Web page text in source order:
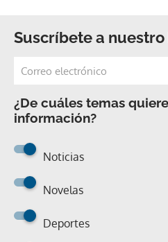
Suscríbete a
¿De cuáles temas
información?
Noticias
Novelas
Deportes